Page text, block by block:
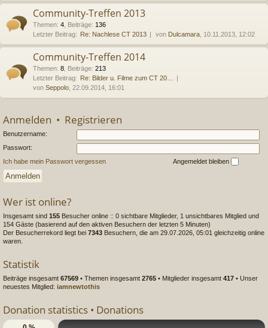
Community-Treffen 2013
Themen: 4 Beiträge: 136
Letzter Beitrag: Re: Nachlese CT 2013 von Dulcamara , 10.11.2013, 12:02
Community-Treffen 2014
Themen: 8 Beiträge: 213
Letzter Beitrag: Re: Bilder u. Filme zum CT 20…
von Seppolo , 22.09.2014, 16:01
Anmelden • Registrieren
Benutzername:
Passwort:
Ich habe mein Passwort vergessen
Angemeldet bleiben
Wer ist online?
Insgesamt sind 155 Besucher online :: 0 sichtbare Mitglieder, 1 unsichtbares Mitglied und
154 Gäste (basierend auf den aktiven Besuchern der letzten 5 Minuten)
Der Besucherrekord liegt bei 7343 Besuchern, die am 29.07.2026, 05:01 gleichzeitig online
waren.
Statistik
Beiträge insgesamt 67569 • Themen insgesamt 2765 • Mitglieder insgesamt 417 • Unser
neuestes Mitglied: iamnewtothis
Donation statistics • Donations